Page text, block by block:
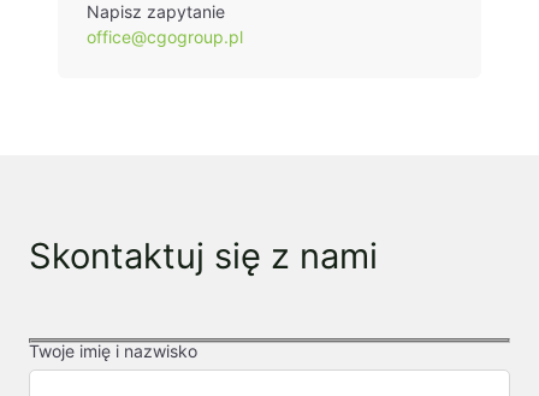
Napisz zapytanie
office@cgogroup.pl
Skontaktuj się z nami
Twoje imię i nazwisko